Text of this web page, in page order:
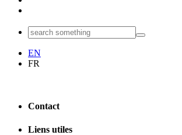
EN
FR
Contact
Liens utiles